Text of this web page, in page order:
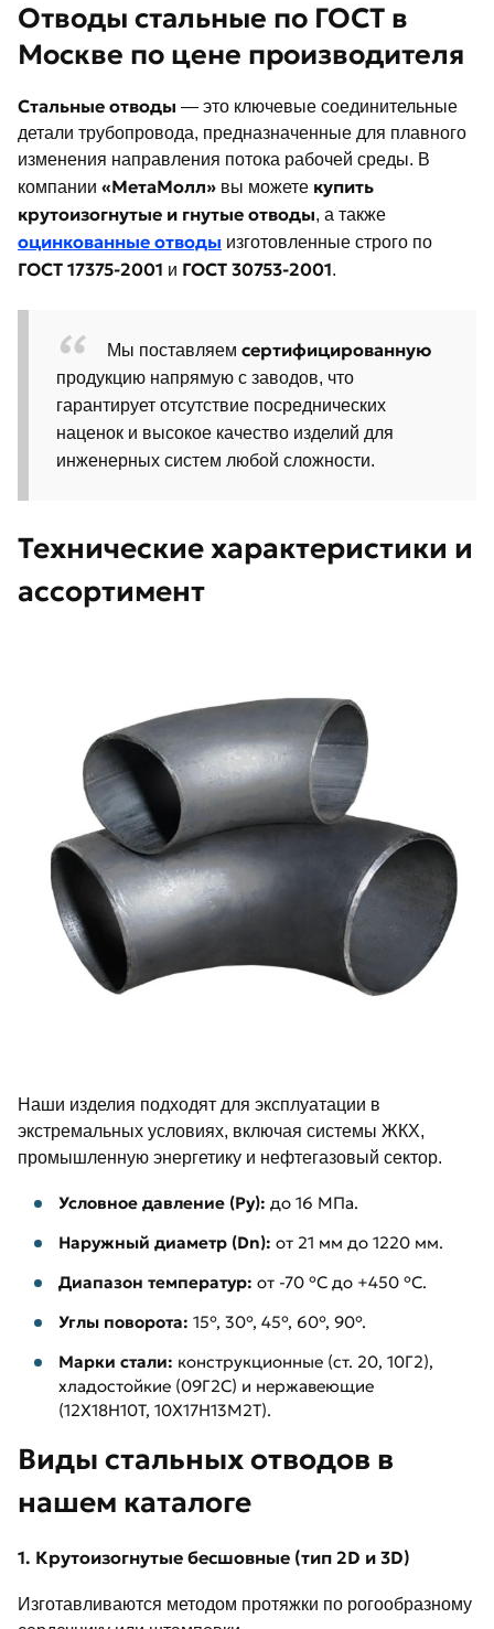
Отводы стальные по ГОСТ в
Москве по цене производителя
Стальные отводы — это ключевые соединительные
детали трубопровода, предназначенные для плавного
изменения направления потока рабочей среды. В
компании «МетаМолл» вы можете купить
крутоизогнутые и гнутые отводы, а также
оцинкованные отводы изготовленные строго по
ГОСТ 17375-2001 и ГОСТ 30753-2001.
Мы поставляем сертифицированную
продукцию напрямую с заводов, что
гарантирует отсутствие посреднических
наценок и высокое качество изделий для
инженерных систем любой сложности.
Технические характеристики и
ассортимент
Наши изделия подходят для эксплуатации в
экстремальных условиях, включая системы ЖКХ,
промышленную энергетику и нефтегазовый сектор.
Условное давление (Py): до 16 МПа.
Наружный диаметр (Dn): от 21 мм до 1220 мм.
Диапазон температур: от -70 °C до +450 °C.
Углы поворота: 15°, 30°, 45°, 60°, 90°.
Марки стали: конструкционные (ст. 20, 10Г2),
хладостойкие (09Г2С) и нержавеющие
(12Х18Н10Т, 10Х17Н13М2Т).
Виды стальных отводов в
нашем каталоге
1. Крутоизогнутые бесшовные (тип 2D и 3D)
Изготавливаются методом протяжки по рогообразному